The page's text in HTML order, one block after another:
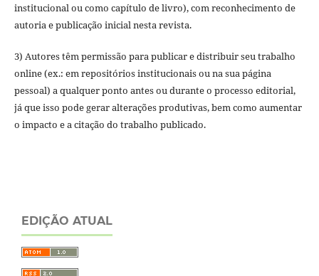
institucional ou como capítulo de livro), com reconhecimento de
autoria e publicação inicial nesta revista.
3) Autores têm permissão para publicar e distribuir seu trabalho
online (ex.: em repositórios institucionais ou na sua página
pessoal) a qualquer ponto antes ou durante o processo editorial,
já que isso pode gerar alterações produtivas, bem como aumentar
o impacto e a citação do trabalho publicado.
EDIÇÃO ATUAL